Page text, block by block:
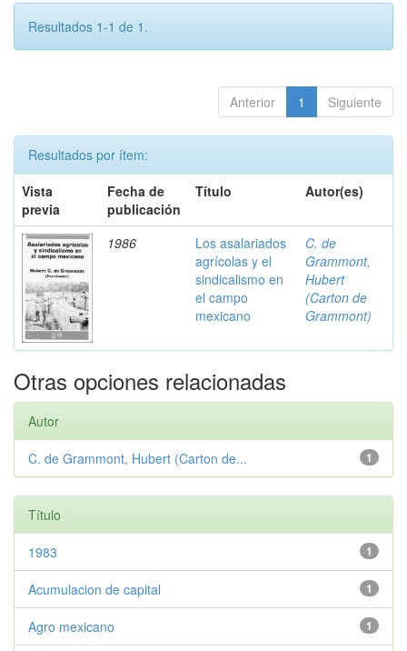
Resultados 1-1 de 1.
Anterior 1 Siguiente
Resultados por ítem:
Vista
previa
Fecha de
publicación
Título Autor(es)
1986
Los asalariados
agrícolas y el
sindicalismo en
el campo
mexicano
C. de
Grammont,
Hubert
(Carton de
Grammont)
Otras opciones relacionadas
Autor
1
C. de Grammont, Hubert (Carton de...
Título
1
1983
1
Acumulacion de capital
1
Agro mexicano